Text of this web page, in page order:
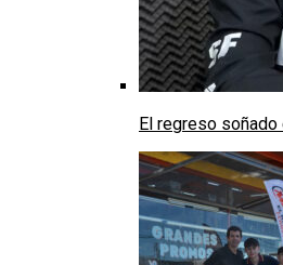
El regreso soñado